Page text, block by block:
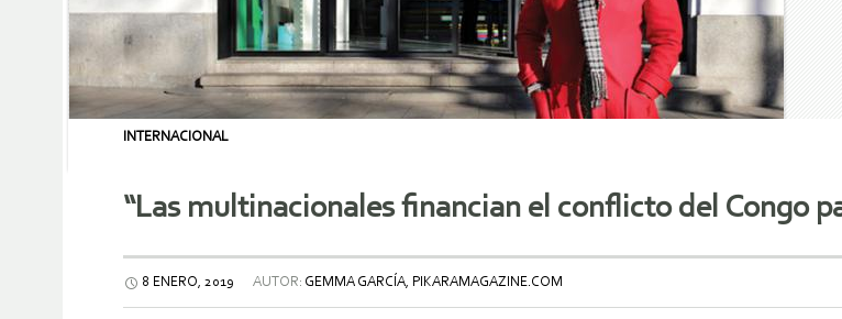
INTERNACIONAL
“Las multinacionales financian el conflicto del Congo
8 ENERO, 2019 AUTOR: GEMMA GARCÍA, PIKARAMAGAZINE.COM